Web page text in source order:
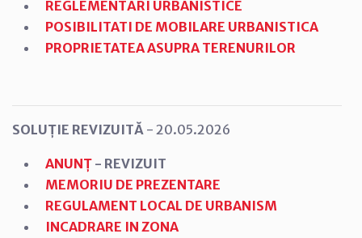
REGLEMENTĂRI URBANISTICE
POSIBILITATI DE MOBILARE URBANISTICA
PROPRIETATEA ASUPRA TERENURILOR
SOLUȚIE REVIZUITĂ - 20.05.2026
ANUNȚ - REVIZUIT
MEMORIU DE PREZENTARE
REGULAMENT LOCAL DE URBANISM
INCADRARE IN ZONA